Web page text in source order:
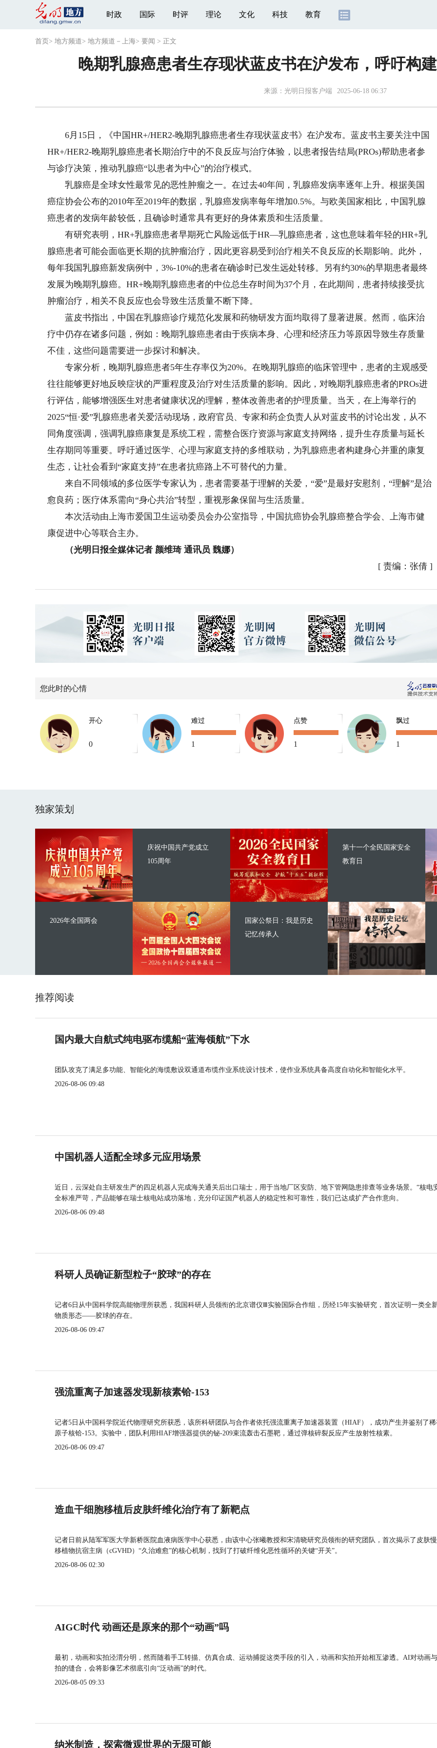
时政 国际 时评 理论 文化 科技 教育
首页 > 地方频道> 地方频道－上海> 要闻 > 正文
晚期乳腺癌患者生存现状蓝皮书在沪发布，呼吁构
来源： 光明日报客户端 2025-06-18 06:37
6月15日，《中国HR+/HER2-晚期乳腺癌患者生存现状蓝皮书》在沪发布。蓝皮书主要关注中国
HR+/HER2-晚期乳腺癌患者长期治疗中的不良反应与治疗体验，以患者报告结局(PROs)帮助患者参
与诊疗决策，推动乳腺癌“以患者为中心”的治疗模式。
乳腺癌是全球女性最常见的恶性肿瘤之一。在过去40年间，乳腺癌发病率逐年上升。根据美国
癌症协会公布的2010年至2019年的数据，乳腺癌发病率每年增加0.5%。与欧美国家相比，中国乳腺
癌患者的发病年龄较低，且确诊时通常具有更好的身体素质和生活质量。
有研究表明，HR+乳腺癌患者早期死亡风险远低于HR—乳腺癌患者，这也意味着年轻的HR+乳
腺癌患者可能会面临更长期的抗肿瘤治疗，因此更容易受到治疗相关不良反应的长期影响。此外，
每年我国乳腺癌新发病例中，3%-10%的患者在确诊时已发生远处转移。另有约30%的早期患者最终
发展为晚期乳腺癌。HR+晚期乳腺癌患者的中位总生存时间为37个月，在此期间，患者持续接受抗
肿瘤治疗，相关不良反应也会导致生活质量不断下降。
蓝皮书指出，中国在乳腺癌诊疗规范化发展和药物研发方面均取得了显著进展。然而，临床治
疗中仍存在诸多问题，例如：晚期乳腺癌患者由于疾病本身、心理和经济压力等原因导致生存质量
不佳，这些问题需要进一步探讨和解决。
专家分析，晚期乳腺癌患者5年生存率仅为20%。在晚期乳腺癌的临床管理中，患者的主观感受
往往能够更好地反映症状的严重程度及治疗对生活质量的影响。因此，对晚期乳腺癌患者的PROs进
行评估，能够增强医生对患者健康状况的理解，整体改善患者的护理质量。当天，在上海举行的
2025“恒·爱”乳腺癌患者关爱活动现场，政府官员、专家和药企负责人从对蓝皮书的讨论出发，从不
同角度强调，强调乳腺癌康复是系统工程，需整合医疗资源与家庭支持网络，提升生存质量与延长
生存期同等重要。呼吁通过医学、心理与家庭支持的多维联动，为乳腺癌患者构建身心并重的康复
生态，让社会看到“家庭支持”在患者抗癌路上不可替代的力量。
来自不同领域的多位医学专家认为，患者需要基于理解的关爱，“爱”是最好安慰剂，“理解”是治
愈良药；医疗体系需向“身心共治”转型，重视形象保留与生活质量。
本次活动由上海市爱国卫生运动委员会办公室指导，中国抗癌协会乳腺癌整合学会、上海市健
康促进中心等联合主办。
（光明日报全媒体记者 颜维琦 通讯员 魏娜）
[ 责编：张倩]
您此时的心情
开心
0
难过
1
点赞
1
飘过
1
独家策划
庆祝中国共产党成立
105周年
2026年全国两会
第十一个全民国家安全
教育日
国家公祭日：我是历史
记忆传承人
推荐阅读
国内最大自航式纯电驱布缆船“蓝海领航”下水
团队攻克了满足多功能、智能化的海缆敷设双通道布缆作业系统设计技术，使作业系统具备高度自动化和智能化水平。
2026-08-06 09:48
中国机器人适配全球多元应用场景
近日，云深处自主研发生产的四足机器人完成海关通关后出口瑞士，用于当地厂区安防、地下管网隐患排查等业务场景。“核电
全标准严苛，产品能够在瑞士核电站成功落地，充分印证国产机器人的稳定性和可靠性，我们已达成扩产合作意向。
2026-08-06 09:48
科研人员确证新型粒子“胶球”的存在
记者6日从中国科学院高能物理所获悉，我国科研人员领衔的北京谱仪Ⅲ实验国际合作组，历经15年实验研究，首次证明一类全
物质形态——胶球的存在。
2026-08-06 09:47
强流重离子加速器发现新核素铪-153
记者5日从中国科学院近代物理研究所获悉，该所科研团队与合作者依托强流重离子加速器装置（HIAF），成功产生并鉴别了
原子核铪-153。实验中，团队利用HIAF增强器提供的铋-209束流轰击石墨靶，通过弹核碎裂反应产生放射性核素。
2026-08-06 09:47
造血干细胞移植后皮肤纤维化治疗有了新靶点
记者日前从陆军军医大学新桥医院血液病医学中心获悉，由该中心张曦教授和宋清晓研究员领衔的研究团队，首次揭示了皮肤
移植物抗宿主病（cGVHD）“久治难愈”的核心机制，找到了打破纤维化恶性循环的关键“开关”。
2026-08-06 02:30
AIGC时代 动画还是原来的那个“动画”吗
最初，动画和实拍泾渭分明，然而随着手工转描、仿真合成、运动捕捉这类手段的引入，动画和实拍开始相互渗透。AI对动画
拍的缝合，会将影像艺术彻底引向“泛动画”的时代。
2026-08-05 09:33
纳米制造，探索微观世界的无限可能